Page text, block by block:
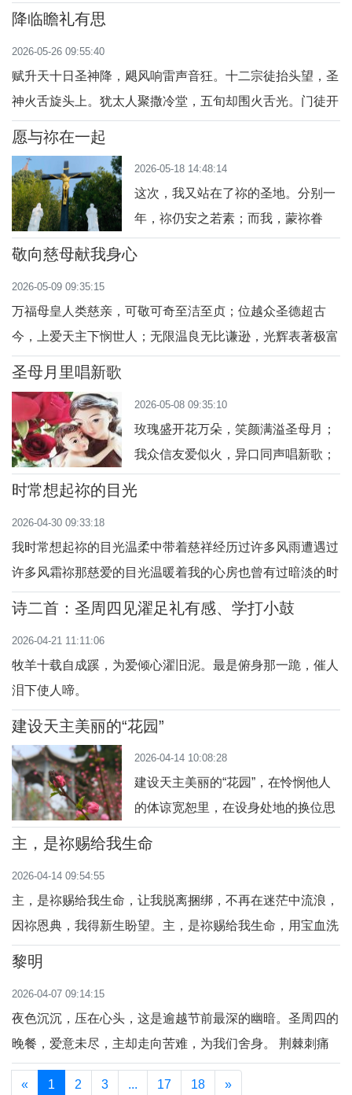
证爱不曾离场。 主再次赐下平安，差遣我们去往四方，吹
忧伤，放下恐惧与彷徨，信靠主的光芒。 纵然前路风浪，
内心仍有安详，主的平安常驻，胜过
降临瞻礼有思
2026-05-26 09:55:40
赋升天十日圣神降，飓风响雷声音狂。十二宗徒抬头望，圣
神火舌旋头上。犹太人聚撒冷堂，五旬却围火舌光。门徒开
门冲人墙，各族乡语耳旁响。伯铎勇敢高声讲，十字架上恩
旁，圣神光照教会旺。 吕培森主教•若望2026年5月24
日 《降临瞻礼有思》逐句品鉴点评作家：
愿与祢在一起
2026-05-18 14:48:14
这次，我又站在了祢的圣地。分别一
年，祢仍安之若素；而我，蒙祢眷
下，祢的指间。我们依旧履行圣责，
踏着山石阶，在新风里，在祢曾受过
圣！可以与祢紧紧相依
敬向慈母献我身心
2026-05-09 09:35:15
万福母皇人类慈亲，可敬可奇至洁至贞；位越众圣德超古
今，上爱天主下悯世人；无限温良无比谦逊，光辉表著极富
宽仁；偕主救世爱火如焚，常赐福宠翼护群伦；今在天国仍
速离迷津；痛悔往愆奋勉上进，加强祈祷克己苦身；任劳任
怨甘承艰困，补赎前罪以慰圣心；知恩报爱尽力
圣母月里唱新歌
2026-05-08 09:35:10
玫瑰盛开花万朵，笑颜满溢圣母月；
我众信友爱似火，异口同声唱新歌；
恒求圣母扶我弱，常用圣训警醒我；
虚荣伪乐早看破，淡泊名利善用物；
邪妄之事俱弃绝，竭力效法主基督；
时常想起祢的目光
2026-04-30 09:33:18
我时常想起祢的目光温柔中带着慈祥经历过许多风雨遭遇过
许多风霜祢那慈爱的目光温暖着我的心房也曾有过暗淡的时
光也曾有过迷茫和彷徨因为有祢在我生命里引领着我不会迷
想起祢的目光期待中带着忧伤走过许多弯路经历了人世的沧
桑祢期待的目光鼓舞着我勇敢坚强也曾遭
诗二首：圣周四见濯足礼有感、学打小鼓
2026-04-21 11:11:06
牧羊十载自成蹊，为爱倾心濯旧泥。最是俯身那一跪，催人
泪下使人啼。
建设天主美丽的“花园”
2026-04-14 10:08:28
建设天主美丽的“花园”，在怜悯他人
的体谅宽恕里，在设身处地的换位思
包容宽厚的生活中，在爱护他人的点
点滴滴里，在虔诚的圣事和祈祷中。
主，是祢赐给我生命
2026-04-14 09:54:55
主，是祢赐给我生命，让我脱离捆绑，不再在迷茫中流浪，
因祢恩典，我得新生盼望。主，是祢赐给我生命，用宝血洗
雨多大路多长，祢的慈爱永远在我身旁。主，是祢赐给我生
命，为我点亮前行的星光，前路再难也不慌张
黎明
2026-04-07 09:14:15
夜色沉沉，压在心头，这是逾越节前最深的幽暗。圣周四的
晚餐，爱意未尽，主却走向苦难，为我们舍身。 荆棘刺痛
头颅，铁钉穿透手掌，圣周五的十字架，扛起世间所有过
« 1 2 3 ... 17 18 »